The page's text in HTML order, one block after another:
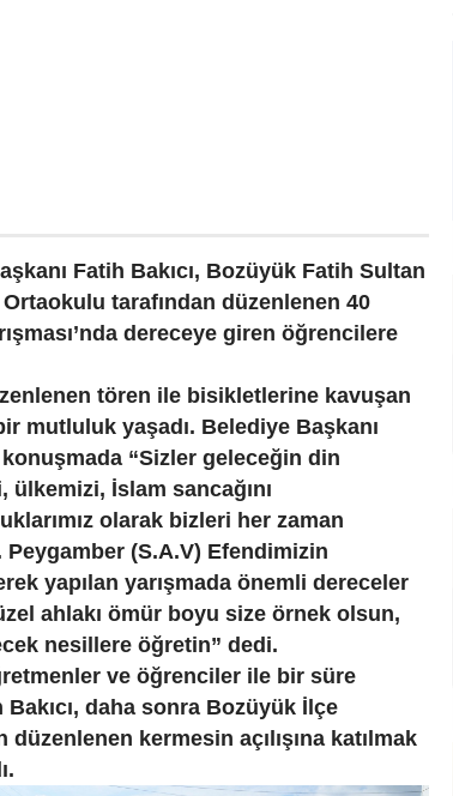
Fatih Bakıcı, Bozüyük Fatih Sultan
tarafından düzenlenen 40
dereceye giren öğrencilere
tören ile bisikletlerine kavuşan
mutluluk yaşadı. Belediye Başkanı
konuşmada “Sizler geleceğin din
İslam sancağını
olarak bizleri her zaman
Peygamber (S.A.V) Efendimizin
yapılan yarışmada önemli dereceler
ahlakı ömür boyu size örnek olsun,
nesillere öğretin” dedi.
ve öğrenciler ile bir süre
daha sonra Bozüyük İlçe
kermesin açılışına katılmak